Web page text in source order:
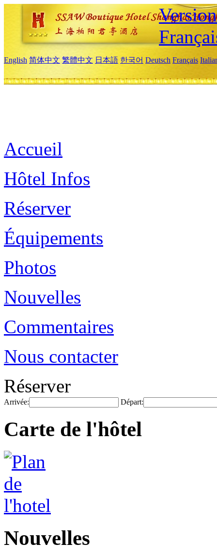
English 简体中文 繁體中文 日本語 한국어 Deutsch Français
Accueil
Hôtel Infos
Réserver
Équipements
Photos
Nouvelles
Commentaires
Nous contacter
Réserver
Arrivée: Départ:
Carte de l'hôtel
Nouvelles